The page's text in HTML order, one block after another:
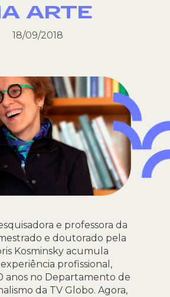
ARTE
18/09/2018
e professora da
e doutorado pela
Kosminsky acumula
profissional,
anos no Departamento de
da TV Globo. Agora,